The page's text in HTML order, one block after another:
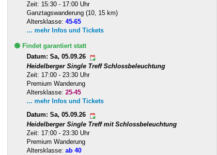
Zeit: 15:30 - 17:00 Uhr
Ganztagswanderung (10, 15 km)
Altersklasse: 45-65
... mehr Infos und Tickets
🟢 Findet garantiert statt
Datum: Sa, 05.09.26
Heidelberger Single Treff Schlossbeleuchtung
Zeit: 17:00 - 23:30 Uhr
Premium Wanderung
Altersklasse: 25-45
... mehr Infos und Tickets
Datum: Sa, 05.09.26
Heidelberger Single Treff mit Schlossbeleuchtung
Zeit: 17:00 - 23:30 Uhr
Premium Wanderung
Altersklasse: ab 40